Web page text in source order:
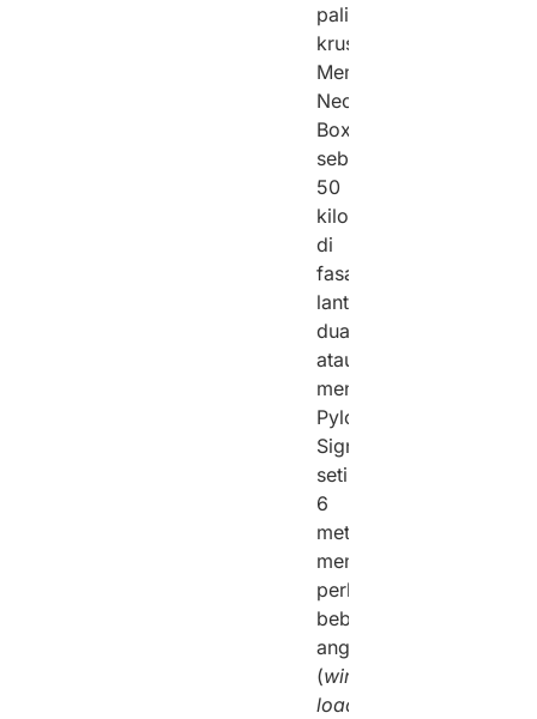
paling
krusial.
Memasang
Neon
Box
seberat
50
kilogram
di
fasad
lantai
dua
atau
mendirikan
Pylon
Sign
setinggi
6
meter
membutuhkan
perhitungan
beban
angin
(wind
load